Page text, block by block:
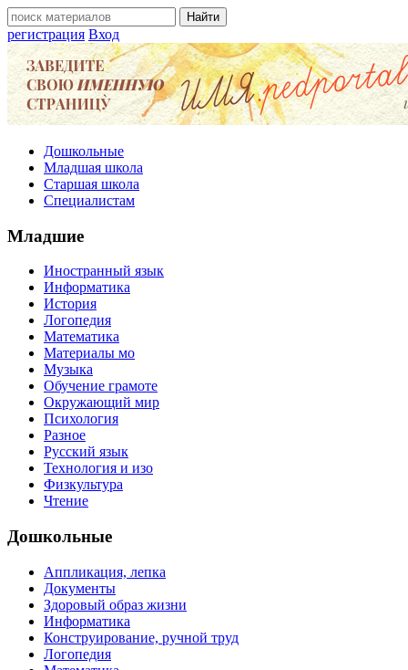
регистрация Вход
Дошкольные
Младшая школа
Старшая школа
Специалистам
Младшие
Иностранный язык
Информатика
История
Логопедия
Математика
Материалы мо
Музыка
Обучение грамоте
Окружающий мир
Психология
Разное
Русский язык
Технология и изо
Физкультура
Чтение
Дошкольные
Аппликация, лепка
Документы
Здоровый образ жизни
Информатика
Конструирование, ручной труд
Логопедия